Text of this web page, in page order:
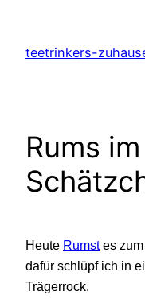
springen
teetrinkers-
Rums
Heute Rumstes zum
dafür schlüpf ich in
Trägerrock.